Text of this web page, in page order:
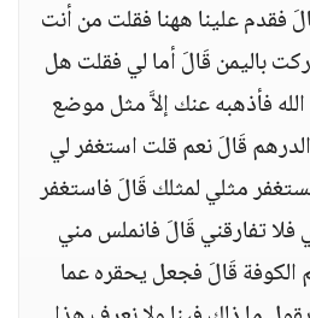
فقدم علينا ههنا فقلت من أنت
باليمن قَالَ أما لي فقلت هل
فأذهبه عنك إلاَّ مثل موضع
قَالَ نعم قلت استغفر لي
مثلي لمثلك قَالَ فاستغفر
فلا تفارقني قَالَ فانملس مني
الكوفة قَالَ فجعل يحقره عما